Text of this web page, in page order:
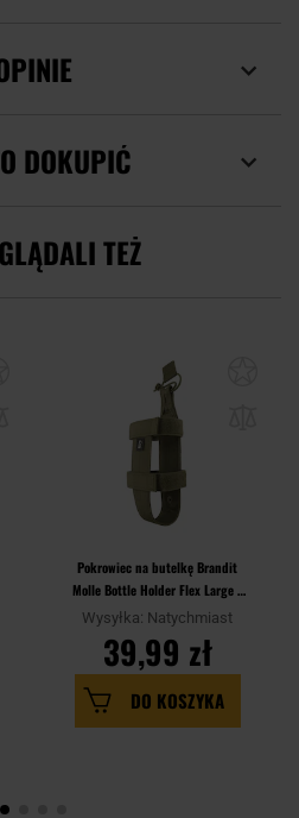
DOKUPIĆ
TEŻ
Pokrowiec na butelkę Brandit
Molle Bottle Holder Flex Large -
Olive
Wysyłka: Natychmiast
39,99 zł
DO KOSZYKA